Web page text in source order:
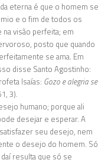
eterna é que o homem se
e o fim de todos os
visão perfeita; em
posto que quando
se ama. Em
disse Santo Agostinho:
Isaías: Gozo e alegria se
3).
humano; porque ali
desejar e esperar. A
seu desejo, nem
o desejo do homem. Só
resulta que só se